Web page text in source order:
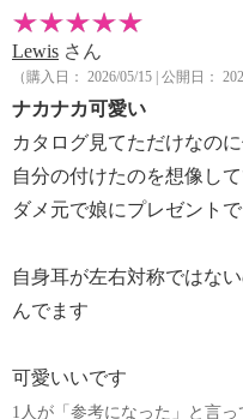
Lewis さん
（購入日： 2026/05/15 | 公開日：
ナカナカ可愛い
カタログ見てただけなの
自分の付けたのを想像し
ダメ元で娘にプレゼント
自身耳が左右対称ではな
んでます
可愛いいです
1人が「参考になった」と言っ